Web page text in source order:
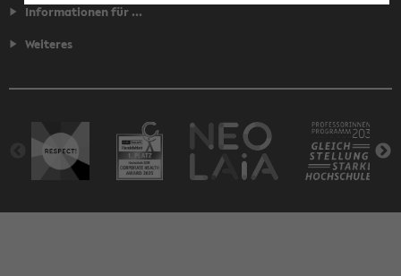
Informationen für ...
Weiteres